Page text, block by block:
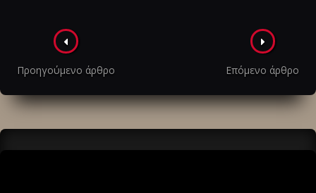
Πλοήγηση
στα
άρθρα
Προηγούμενο άρθρο Επόμενο άρθρο